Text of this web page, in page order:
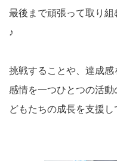
最後まで頑張って取り
♪
挑戦することや、達成
感情を一つひとつの活
どもたちの成長を支援し